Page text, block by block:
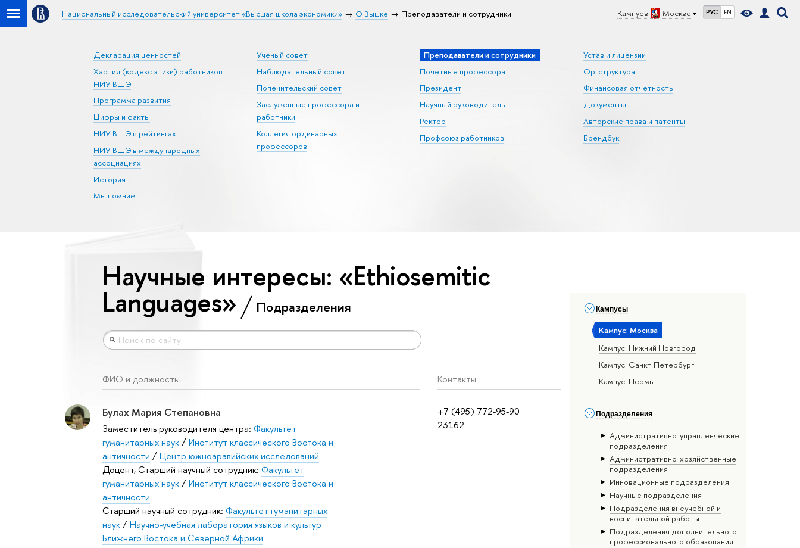
Кампус в Москве РУС EN
Национальный исследовательский университет «Высшая школа экономики» О Вышке Преподаватели и сотрудники
Декларация ценностей
Хартия (кодекс этики) работников
НИУ ВШЭ
Программа развития
Цифры и факты
НИУ ВШЭ в рейтингах
НИУ ВШЭ в международных
ассоциациях
История
Мы помним
Ученый совет
Наблюдательный совет
Попечительский совет
Заслуженные профессора и
работники
Коллегия ординарных
профессоров
Преподаватели и сотрудники
Почетные профессора
Президент
Научный руководитель
Ректор
Профсоюз работников
Устав и лицензии
Оргструктура
Финансовая отчетность
Документы
Авторские права и патенты
Брендбук
Кампусы
Кампус: Москва
Кампус: Нижний Новгород
Кампус: Санкт-Петербург
Кампус: Пермь
Подразделения
Административно-управленческие
подразделения
Административно-хозяйственные
подразделения
Инновационные подразделения
Научные подразделения
Подразделения внеучебной и
воспитательной работы
Подразделения дополнительного
профессионального образования
Научные интересы: «Ethiosemitic
Languages» Подразделения
ФИО и должность Контакты
+7 (495) 772-95-90
23162
Булах Мария Степановна
Заместитель руководителя центра: Факультет
гуманитарных наук/Институт классического Востока и
античности /Центр южноаравийских исследований
Доцент, Старший научный сотрудник: Факультет
гуманитарных наук/Институт классического Востока и
античности
Старший научный сотрудник: Факультет гуманитарных
наук/Научно-учебная лаборатория языков и культур
Ближнего Востока и Северной Африки